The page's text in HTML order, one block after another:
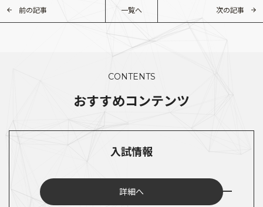
前の記事 一覧へ 次の記事
CONTENTS
おすすめコンテンツ
入試情報
詳細へ